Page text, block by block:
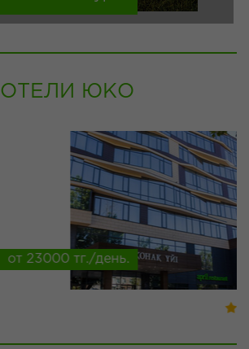
ОТЕЛИ ЮКО
от 23000 тг./день.